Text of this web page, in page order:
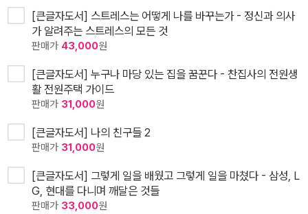
[큰글자도서] 스트레스는 어떻게 나를 바꾸는가 - 정신과 의사
가 알려주는 스트레스의 모든 것
판매가 43,000원
[큰글자도서] 누구나 마당 있는 집을 꿈꾼다 - 찬집사의 전원생
활 전원주택 가이드
판매가 31,000원
[큰글자도서] 나의 친구들 2
판매가 31,000원
[큰글자도서] 그렇게 일을 배웠고 그렇게 일을 마쳤다 - 삼성, L
G, 현대를 다니며 깨달은 것들
판매가 33,000원